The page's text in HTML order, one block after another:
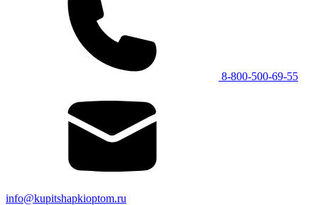
8-800-500-69-55
info@kupitshapkioptom.ru